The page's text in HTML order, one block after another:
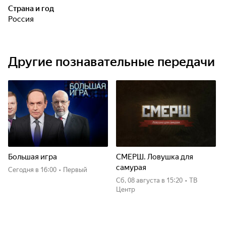
тем, чтобы дать зрителям почувствовать колорит этих
удивительных мест.
Страна и год
Россия
Другие познавательные передачи
Большая игра
Сегодня в 16:00 • Первый
СМЕРШ. Ловушка для
самурая
сб, 08 августа в 15:20 • ТВ
Центр